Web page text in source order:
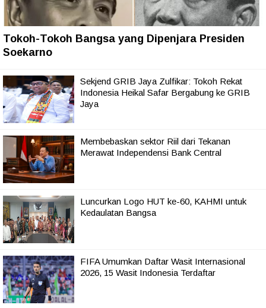
Tokoh-Tokoh Bangsa yang Dipenjara Presiden
Soekarno
Sekjend GRIB Jaya Zulfikar: Tokoh Rekat
Indonesia Heikal Safar Bergabung ke GRIB
Jaya
Membebaskan sektor Riil dari Tekanan
Merawat Independensi Bank Central
Luncurkan Logo HUT ke-60, KAHMI untuk
Kedaulatan Bangsa
FIFA Umumkan Daftar Wasit Internasional
2026, 15 Wasit Indonesia Terdaftar